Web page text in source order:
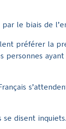
le biais de
préférer la
personnes
disent inquiets.